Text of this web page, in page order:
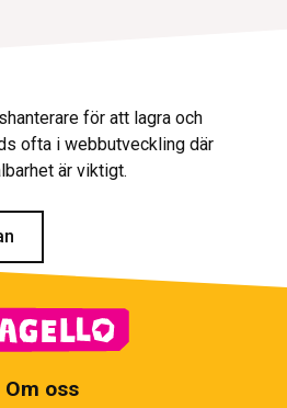
för att lagra och
ofta i webbutveckling där
är viktigt.
Om oss